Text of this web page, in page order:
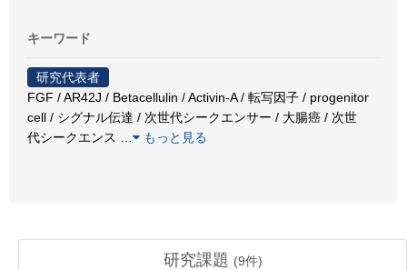
キーワード
研究代表者
FGF / AR42J / Betacellulin / Activin-A / 転写因子 / progenitor
cell / シグナル伝達 / 次世代シークエンサー / 大腸癌 / 次世
代シークエンス
もっと見る
研究課題 (9件)